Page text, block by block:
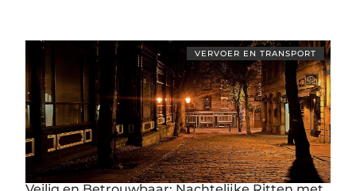
VERVOER EN TRANSPORT